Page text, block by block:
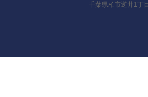
千葉県柏市逆井1丁